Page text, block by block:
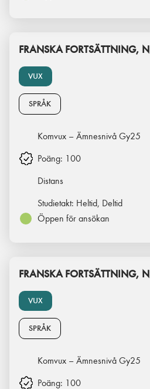
VUX
FRANSKA FORTSÄTTNING,
SPRÅK
Komvux – Ämnesnivå Gy25
Poäng: 100
Distans
Studietakt: Heltid, Deltid
Öppen för ansökan
VUX
FRANSKA FORTSÄTTNING,
SPRÅK
Komvux – Ämnesnivå Gy25
Poäng: 100